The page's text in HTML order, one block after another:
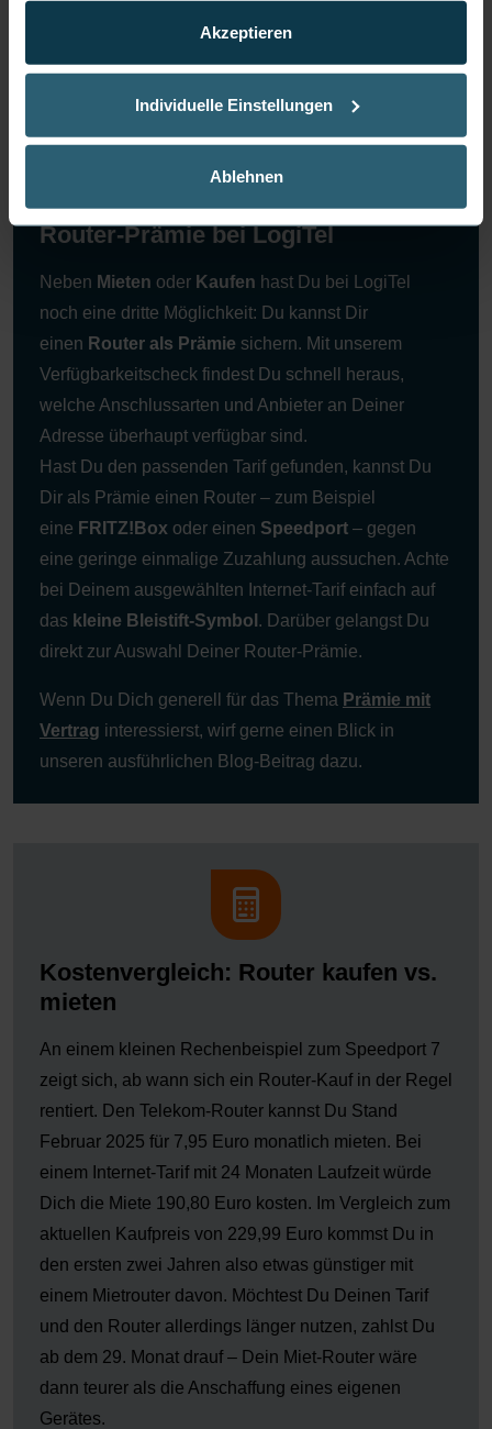
Akzeptieren
Individuelle Einstellungen
Ablehnen
Router-Prämie bei LogiTel
Neben Mieten oder Kaufen hast Du bei LogiTel
noch eine dritte Möglichkeit: Du kannst Dir
einen Router als Prämie sichern. Mit unserem
Verfügbarkeitscheck findest Du schnell heraus,
welche Anschlussarten und Anbieter an Deiner
Adresse überhaupt verfügbar sind.
Hast Du den passenden Tarif gefunden, kannst Du
Dir als Prämie einen Router – zum Beispiel
eine FRITZ!Box oder einen Speedport – gegen
eine geringe einmalige Zuzahlung aussuchen. Achte
bei Deinem ausgewählten Internet-Tarif einfach auf
das kleine Bleistift-Symbol . Darüber gelangst Du
direkt zur Auswahl Deiner Router‑Prämie.
Wenn Du Dich generell für das Thema Prämie mit
Vertrag interessierst, wirf gerne einen Blick in
unseren ausführlichen Blog‑Beitrag dazu.
Kostenvergleich: Router kaufen vs.
mieten
An einem kleinen Rechenbeispiel zum Speedport 7
zeigt sich, ab wann sich ein Router-Kauf in der Regel
rentiert. Den Telekom-Router kannst Du Stand
Februar 2025 für 7,95 Euro monatlich mieten. Bei
einem Internet-Tarif mit 24 Monaten Laufzeit würde
Dich die Miete 190,80 Euro kosten. Im Vergleich zum
aktuellen Kaufpreis von 229,99 Euro kommst Du in
den ersten zwei Jahren also etwas günstiger mit
einem Mietrouter davon. Möchtest Du Deinen Tarif
und den Router allerdings länger nutzen, zahlst Du
ab dem 29. Monat drauf – Dein Miet-Router wäre
dann teurer als die Anschaffung eines eigenen
Gerätes.